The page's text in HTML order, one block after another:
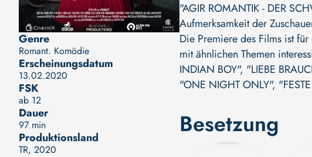
Genre
Romant. Komödie
Erscheinungsdatum
13.02.2020
FSK
ab 12
Dauer
97 min
Produktionsland
TR, 2020
"AGIR ROMANTIK - DER
Aufmerksamkeit der
Die Premiere des Films ist
mit ähnlichen Themen
INDIAN BOY", "LIEBE
"ONE NIGHT ONLY",
Besetzung